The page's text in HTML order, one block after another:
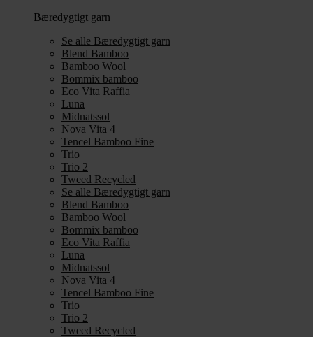
Bæredygtigt garn
Se alle Bæredygtigt garn
Blend Bamboo
Bamboo Wool
Bommix bamboo
Eco Vita Raffia
Luna
Midnatssol
Nova Vita 4
Tencel Bamboo Fine
Trio
Trio 2
Tweed Recycled
Se alle Bæredygtigt garn
Blend Bamboo
Bamboo Wool
Bommix bamboo
Eco Vita Raffia
Luna
Midnatssol
Nova Vita 4
Tencel Bamboo Fine
Trio
Trio 2
Tweed Recycled